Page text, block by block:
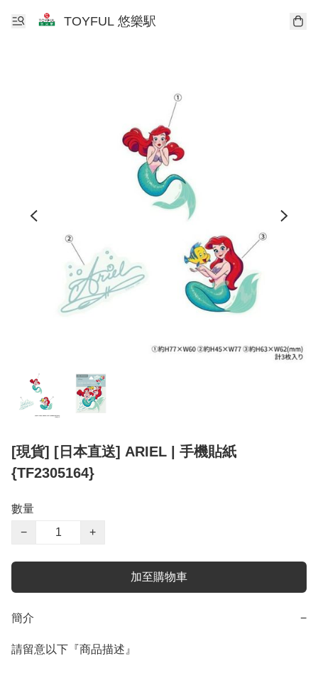
TOYFUL 悠樂駅
[現貨] [日本直送] ARIEL | 手機貼紙
{TF2305164}
數量
−
+
加至購物車
簡介 −
請留意以下『商品描述』